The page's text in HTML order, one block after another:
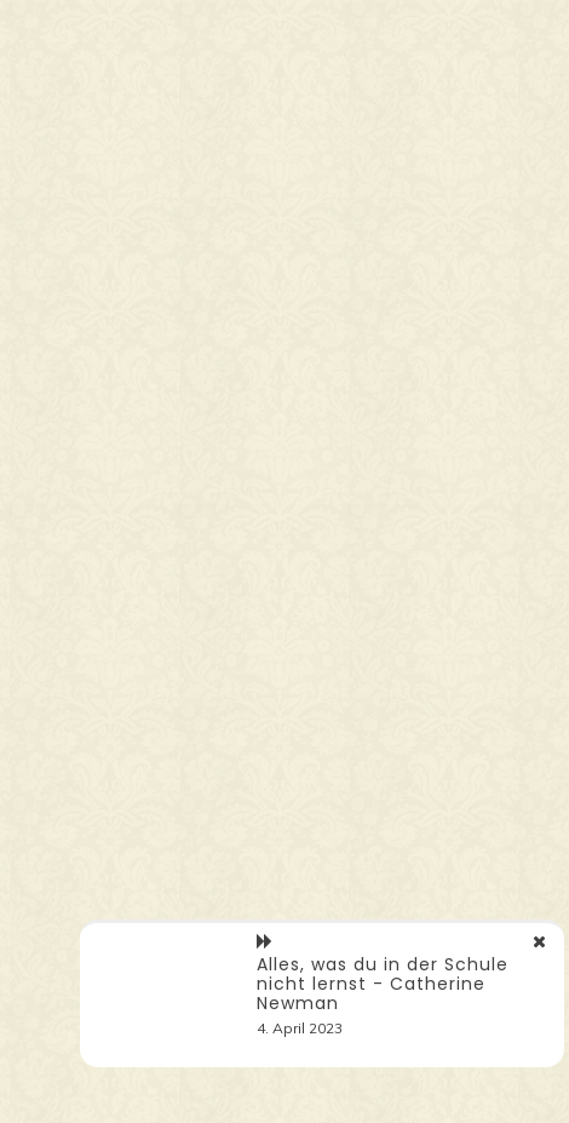
Alles, was du in der Schule
nicht lernst - Catherine
Newman
4. April 2023